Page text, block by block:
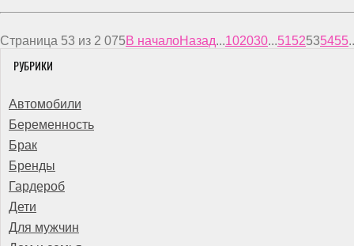
Страница 53 из 2 075В началоНазад...102030...5152535455
РУБРИКИ
Автомобили
Беременность
Брак
Бренды
Гардероб
Дети
Для мужчин